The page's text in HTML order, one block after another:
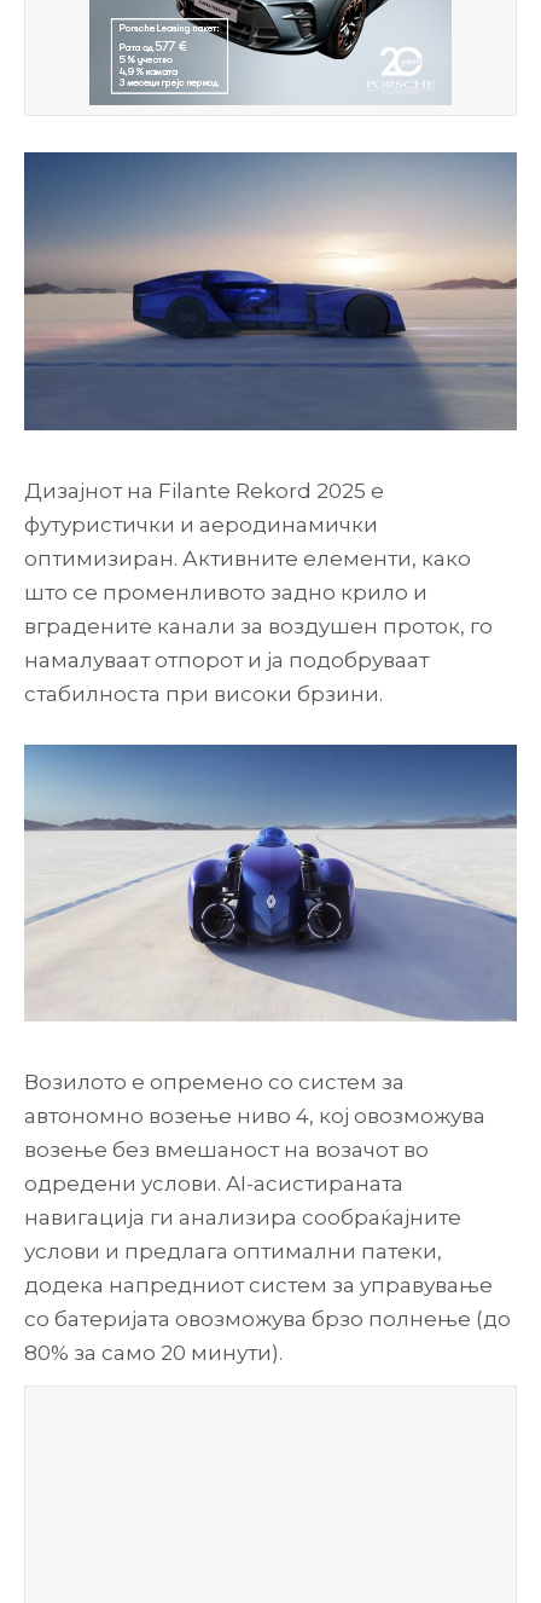
Дизајнот на Filante Rekord 2025 е
футуристички и аеродинамички
оптимизиран. Активните елементи, како
што се променливото задно крило и
вградените канали за воздушен проток, го
намалуваат отпорот и ја подобруваат
стабилноста при високи брзини.
Возилото е опремено со систем за
автономно возење ниво 4, кој овозможува
возење без вмешаност на возачот во
одредени услови. AI-асистираната
навигација ги анализира сообраќајните
услови и предлага оптимални патеки,
додека напредниот систем за управување
со батеријата овозможува брзо полнење (до
80% за само 20 минути).